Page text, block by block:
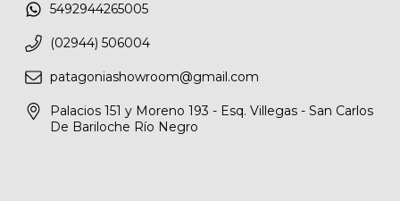
5492944265005
(02944) 506004
patagoniashowroom@gmail.com
Palacios 151 y Moreno 193 - Esq. Villegas - San Carlos
De Bariloche Río Negro